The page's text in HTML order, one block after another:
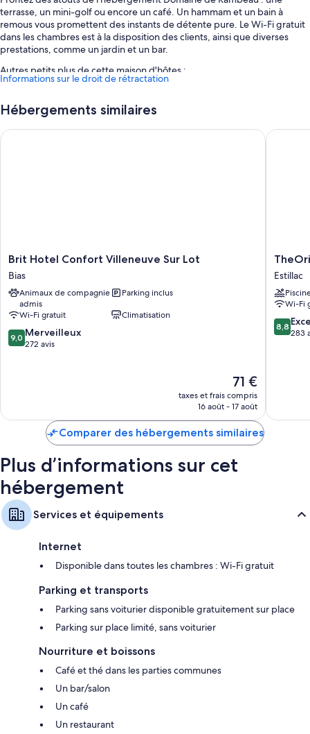
terrasse, un mini-golf ou encore un café. Un hammam et un bain à
remous vous promettent des instants de détente pure. Le Wi-Fi gratuit
dans les chambres est à la disposition des clients, ainsi que diverses
prestations, comme un jardin et un bar.
Autres petits plus de cette maison d'hôtes :
Parking en libre-service gratuit
Location de vélos, mobilier d'extérieur et café/thé dans le hall
Autres équipements proposés dans les chambres :
Douche à « effet pluie », articles de toilette gratuits et sèche-
cheveux
Garde-robe ou placard, coin salle à manger séparé et
cafetière/bouilloire
Informations sur le droit de rétractation
Hébergements similaires
Brit
Hotel
Confort
Villeneuve
Sur
Lot
Bias
Brit Hotel Confort Villeneuve Sur Lot
Bias
Animaux de compagnie
admis
Parking inclus
Wi-Fi gratuit
Climatisation
9.0
sur
9,0 Merveilleux
272 avis
Le
nouveau
prix
de
71 €
taxes et frais compris
16 août - 17 août
Brit Hotel Confort Villeneuve Sur Lot
City
Relais
d'Estillac
Agen
Estillac
Estillac
Wi-Fi
8.8
sur
8,8
283
Comparer des hébergements similaires
Plus d’informations sur cet
hébergement
Services et équipements
Internet
Disponible dans toutes les chambres : Wi-Fi gratuit
Parking et transports
Parking sans voiturier disponible gratuitement sur place
Parking sur place limité, sans voiturier
Nourriture et boissons
Café et thé dans les parties communes
Un bar/salon
Un café
Un restaurant